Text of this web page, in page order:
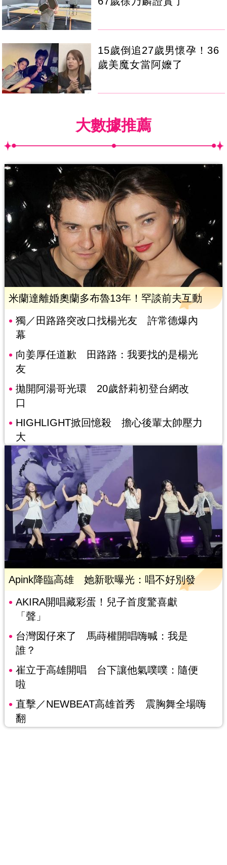
15歲倒追27歲男懷孕！36
歲美魔女當阿嬤了
大數據推薦
米蘭達離婚奧蘭多布魯13年！罕談前夫互動
獨／田路路突改口找楊光友 許常德爆內
幕
向姜厚任道歉 田路路：我要找的是楊光
友
拋開阿湯哥光環 20歲舒莉初登台網改
口
HIGHLIGHT掀回憶殺 擔心後輩太帥壓力
大
Apink降臨高雄 她新歌曝光：唱不好別發
AKIRA開唱藏彩蛋！兒子首度驚喜獻
「聲」
台灣囡仔來了 馬蒔權開唱嗨喊：我是
誰？
崔立于高雄開唱 台下讓他氣噗噗：隨便
啦
直擊／NEWBEAT高雄首秀 震胸舞全場嗨
翻